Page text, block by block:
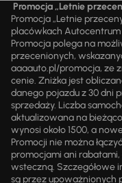
Promocja „Letnie
Promocja „Letnie
placówkach Autocentrum
Promocja polega na
przecenionych,
aaaauto.pl/promocja, ze
cenie. Zniżka jest
danego pojazdu z 30 dni
sprzedaży. Liczba
aktualizowana na
wynosi około 1500, a
Promocji nie można
promocjami ani
wsteczną. Szczegółowe
są przez upoważnionych